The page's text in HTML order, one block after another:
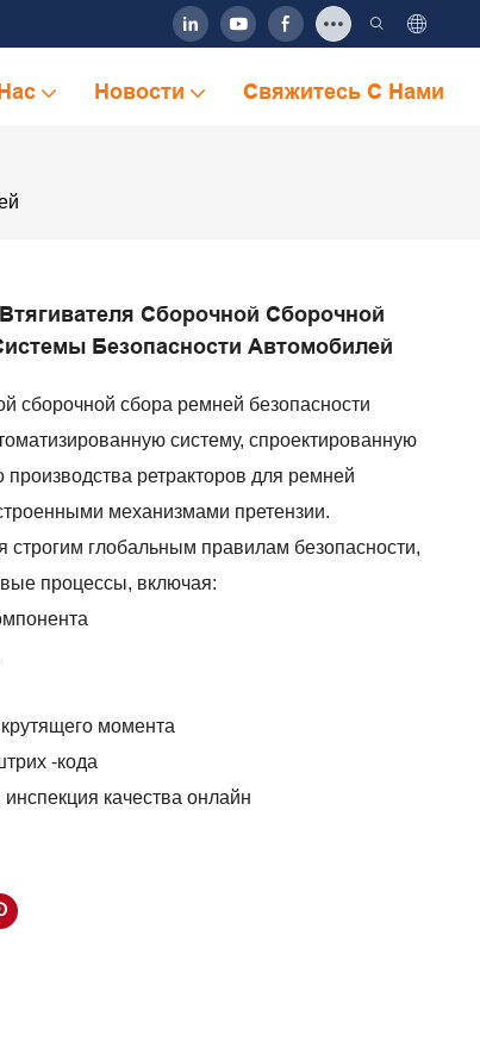
Новости Свяжитесь С Нами
Сборочной Сборочной
Безопасности Автомобилей
сборочной сбора ремней безопасности
систему, спроектированную
ретракторов для ремней
механизмами претензии.
строгим глобальным правилам безопасности,
процессы, включая:
момента
-кода
качества онлайн